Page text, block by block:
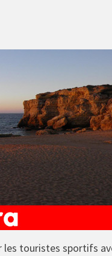
les touristes sportifs